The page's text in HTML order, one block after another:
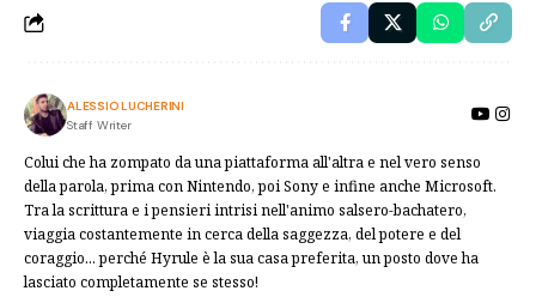
ALESSIO LUCHERINI
Staff Writer
Colui che ha zompato da una piattaforma all'altra e nel vero senso
della parola, prima con Nintendo, poi Sony e infine anche Microsoft.
Tra la scrittura e i pensieri intrisi nell'animo salsero-bachatero,
viaggia costantemente in cerca della saggezza, del potere e del
coraggio... perché Hyrule è la sua casa preferita, un posto dove ha
lasciato completamente se stesso!